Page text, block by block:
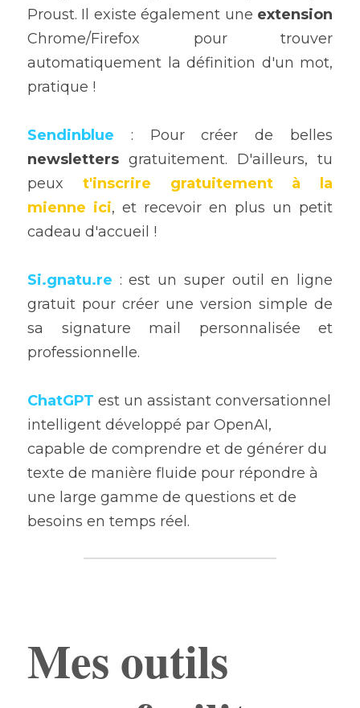
Proust. Il existe également une extension
Chrome/Firefox pour trouver
automatiquement la définition d'un mot,
pratique !
Sendinblue
newsletters gratuitement. D'ailleurs, tu
peux t'inscrire gratuitement à la
mienne ici, et recevoir en plus un petit
cadeau d'accueil !
Si.gnatu.re : est un super outil en ligne
gratuit pour créer une version simple de
sa signature mail personnalisée et
professionnelle.
ChatGPT est un assistant conversationnel
intelligent développé par OpenAI,
capable de comprendre et de générer du
texte de manière fluide pour répondre à
une large gamme de questions et de
besoins en temps réel.
Mes outils